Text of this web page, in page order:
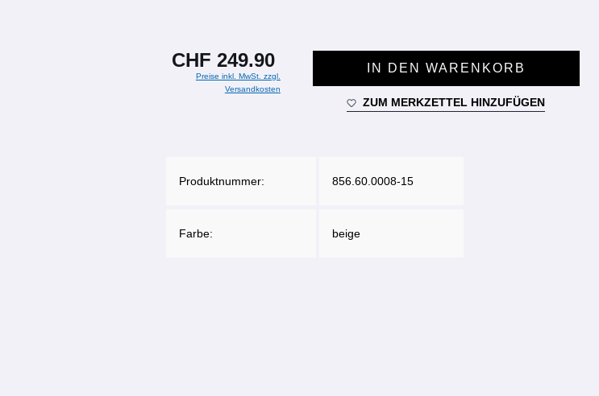
CHF 249.90
Preise inkl. MwSt. zzgl.
Versandkosten
IN DEN WARENKORB
ZUM MERKZETTEL HINZUFÜGEN
Produktnummer: 856.60.0008-15
Farbe: beige